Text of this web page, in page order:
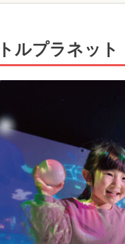
ルプラネッ